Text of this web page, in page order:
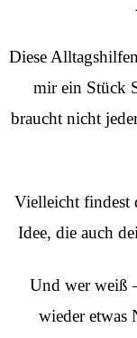
Diese
mir ein Stück
braucht nicht
Vielleicht findest
Idee, die auch
Und wer weiß
wieder etwas